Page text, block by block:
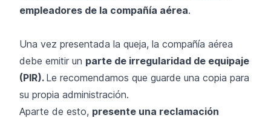
empleadores de la compañía aérea.
Una vez presentada la queja, la compañía aérea
debe emitir un parte de irregularidad de equipaje
(PIR). Le recomendamos que guarde una copia para
su propia administración.
Aparte de esto, presente una reclamación